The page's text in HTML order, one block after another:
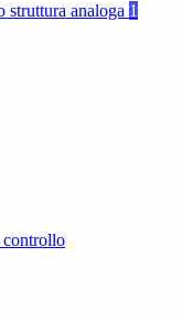
analoga 1
controllo